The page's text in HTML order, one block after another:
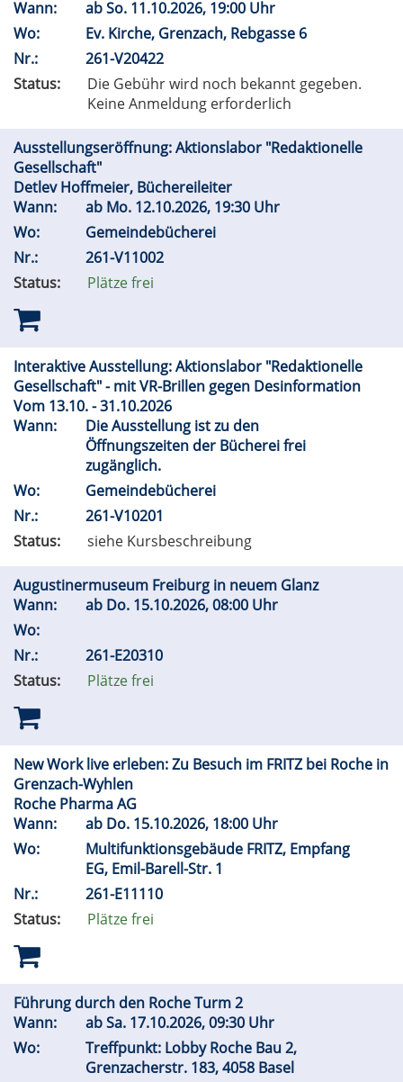
Wann: abSo. 11.10.2026, 19:00 Uhr
Wo:
Ev. Kirche, Grenzach, Rebgasse 6
Nr.:
261-V20422
Status:
Die Gebühr wird noch bekannt gegeben.
Keine Anmeldung erforderlich
Ausstellungseröffnung: Aktionslabor "Redaktionelle
Gesellschaft"
Detlev Hoffmeier, Büchereileiter
Wann:
ab Mo. 12.10.2026, 19:30 Uhr
Wo:
Gemeindebücherei
Nr.:
261-V11002
Status:
Plätze frei
Interaktive Ausstellung: Aktionslabor "Redaktionelle
Gesellschaft" - mit VR-Brillen gegen Desinformation
Vom 13.10. - 31.10.2026
Wann:
Die Ausstellung ist zu den
Öffnungszeiten der Bücherei frei
zugänglich.
Wo:
Gemeindebücherei
Nr.:
261-V10201
Status:
siehe Kursbeschreibung
Augustinermuseum Freiburg in neuem Glanz
Wann:
ab Do. 15.10.2026, 08:00 Uhr
Wo:
Nr.:
261-E20310
Status:
Plätze frei
New Work live erleben: Zu Besuch im FRITZ bei Roche in
Grenzach-Wyhlen
Roche Pharma AG
Wann:
ab Do. 15.10.2026, 18:00 Uhr
Wo:
Multifunktionsgebäude FRITZ, Empfang
EG, Emil-Barell-Str. 1
Nr.:
261-E11110
Status:
Plätze frei
Führung durch den Roche Turm 2
Wann:
abSa. 17.10.2026, 09:30 Uhr
Wo:
Treffpunkt: Lobby Roche Bau 2,
Grenzacherstr. 183, 4058 Basel